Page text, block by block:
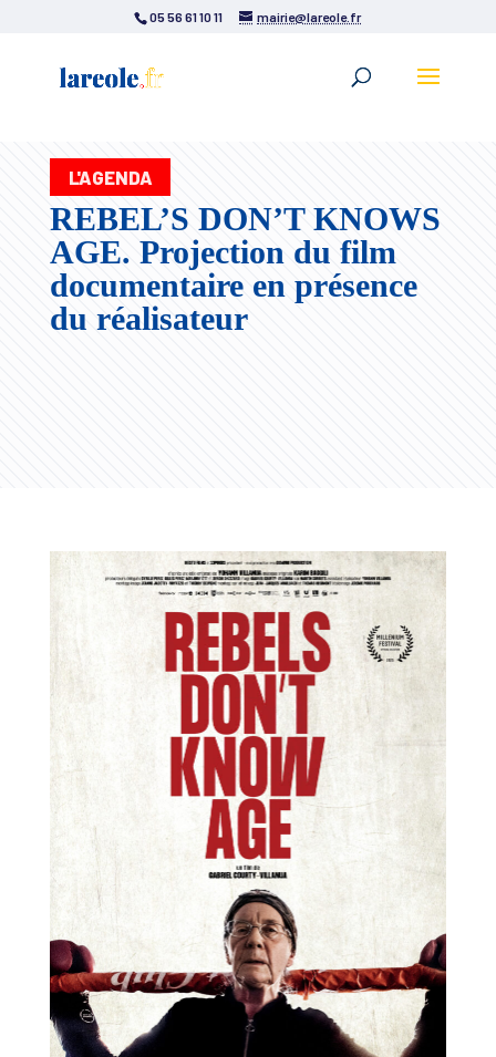
05 56 61 10 11 mairie@lareole.fr
L'AGENDA
REBEL’S DON’T KNOWS
AGE. Projection du film
documentaire en présence
du réalisateur